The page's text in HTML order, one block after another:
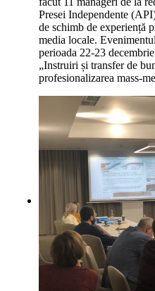
Presei Independente
de schimb de experiență
media locale.
perioada 22-23
„Instruiri și transfer de
profesionalizarea mass-